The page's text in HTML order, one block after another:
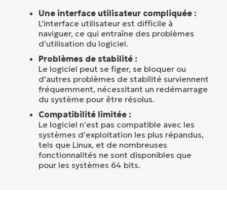
Une interface utilisateur compliquée :
L’interface utilisateur est difficile à
naviguer, ce qui entraîne des problèmes
d’utilisation du logiciel.
Problèmes de stabilité :
Le logiciel peut se figer, se bloquer ou
d’autres problèmes de stabilité surviennent
fréquemment, nécessitant un redémarrage
du système pour être résolus.
Compatibilité limitée :
Le logiciel n’est pas compatible avec les
systèmes d’exploitation les plus répandus,
tels que Linux, et de nombreuses
fonctionnalités ne sont disponibles que
pour les systèmes 64 bits.